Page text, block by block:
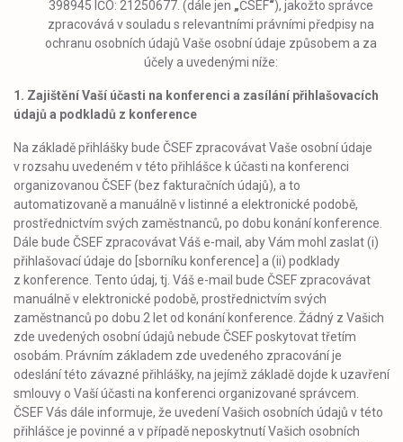
398945 IČO: 21250677. (dále jen „ČSEF“), jakožto správce
zpracovává v souladu s relevantními právními předpisy na
ochranu osobních údajů Vaše osobní údaje způsobem a za
účely a uvedenými níže:
1. Zajištění Vaší účasti na konferenci a zasílání přihlašovacích
údajů a podkladů z konference
Na základě přihlášky bude ČSEF zpracovávat Vaše osobní údaje
v rozsahu uvedeném v této přihlášce k účasti na konferenci
organizovanou ČSEF (bez fakturačních údajů), a to
automatizovaně a manuálně v listinné a elektronické podobě,
prostřednictvím svých zaměstnanců, po dobu konání konference.
Dále bude ČSEF zpracovávat Váš e-mail, aby Vám mohl zaslat (i)
přihlašovací údaje do [sborníku konference] a (ii) podklady
z konference. Tento údaj, tj. Váš e-mail bude ČSEF zpracovávat
manuálně v elektronické podobě, prostřednictvím svých
zaměstnanců po dobu 2 let od konání konference. Žádný z Vašich
zde uvedených osobní údajů nebude ČSEF poskytovat třetím
osobám. Právním základem zde uvedeného zpracování je
odeslání této závazné přihlášky, na jejímž základě dojde k uzavření
smlouvy o Vaší účasti na konferenci organizované správcem.
ČSEF Vás dále informuje, že uvedení Vašich osobních údajů v této
přihlášce je povinné a v případě neposkytnutí Vašich osobních